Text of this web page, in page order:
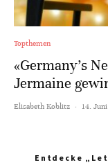
Topthemen
«Germany’s
Jermaine
Elisabeth Koblitz · 14.
Entdecke